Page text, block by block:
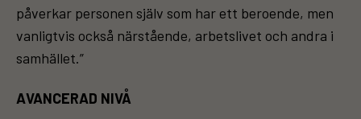
påverkar personen själv som har ett beroende, men
vanligtvis också närstående, arbetslivet och andra i
samhället.”
AVANCERAD NIVÅ